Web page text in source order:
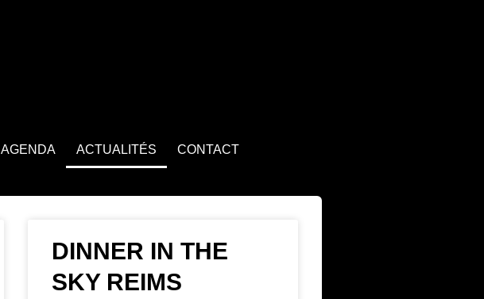
AGENDA ACTUALITÉS CONTACT
DINNER IN THE
SKY REIMS